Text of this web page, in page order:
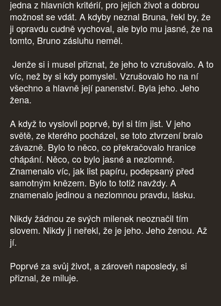
jedna z hlavních kritérií, pro jejich život a dobrou
možnost se vdát. A kdyby neznal Bruna, řekl by, že
ji opravdu cudně vychoval, ale bylo mu jasné, že na
tomto, Bruno zásluhu neměl.
Jenže si i musel přiznat, že jeho to vzrušovalo. A to
víc, než by si kdy pomyslel. Vzrušovalo ho na ní
všechno a hlavně její panenství. Byla jeho. Jeho
žena.
A když to vyslovil poprvé, byl si tím jist. V jeho
světě, ze kterého pocházel, se toto ztvrzení bralo
závazně. Bylo to něco, co překračovalo hranice
chápání. Něco, co bylo jasné a nezlomné.
Znamenalo víc, jak list papíru, podepsaný před
samotným knězem. Bylo to totiž navždy. A
znamenalo jedinou a nezlomnou pravdu, lásku.
Nikdy žádnou ze svých milenek neoznačil tím
slovem. Nikdy ji neřekl, že je jeho. Jeho ženou. Až
jí.
Poprvé za svůj život, a zároveň naposledy, si
přiznal, že miluje.